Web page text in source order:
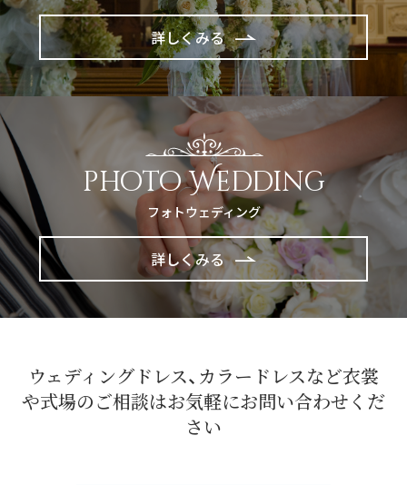
詳しくみる
photo Wedding
フォトウェディング
詳しくみる
ウェディングドレス、カラードレスなど衣裳
や式場のご相談はお気軽にお問い合わせくだ
さい